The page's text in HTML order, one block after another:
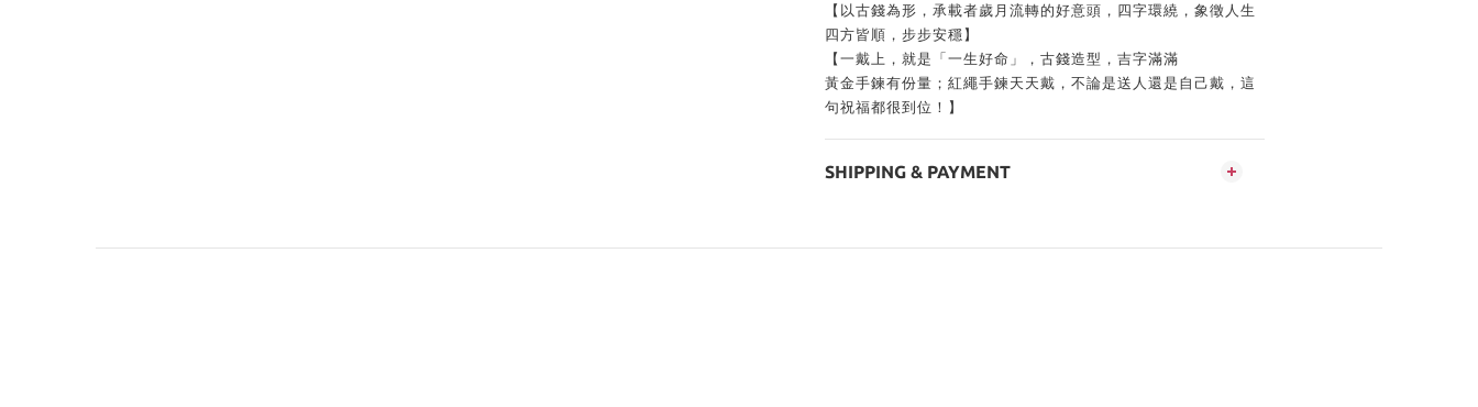
【以古錢為形，承載者歲月流轉的好意頭，四字環繞，象徵人生
四方皆順，步步安穩】
【一戴上，就是「一生好命」，古錢造型，吉字滿滿
黃金手鍊有份量；紅繩手鍊天天戴，不論是送人還是自己戴，這
句祝福都很到位！】
SHIPPING & PAYMENT